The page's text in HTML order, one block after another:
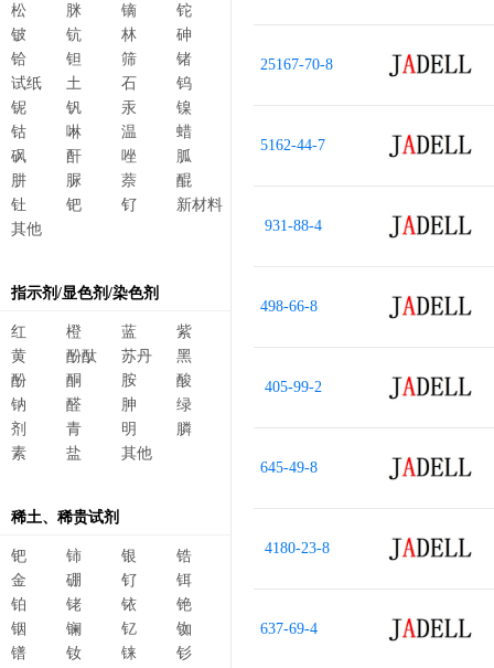
松
脒 镝
铊
铍
钪 林
砷
铪
钽 筛
锗
试纸
土 石
钨
铌
钒 汞
镍
钴
啉 温
蜡
砜
酐 唑
胍
肼
脲 萘
醌
钍
钯 钌
新材料
其他
指示剂/显色剂/染色剂
红 橙 蓝
紫
黄
酚酞 苏丹
黑
酚
酮 胺
酸
钠
醛 胂
绿
剂
青 明
膦
素
盐 其他
稀土、稀贵试剂
钯 铈 银
锆
金
硼 钌
铒
铂
铑 铱
铯
铟
镧 钇
铷
镨
钕 铼
钐
25167-70-8
5162-44-7
931-88-4
498-66-8
405-99-2
645-49-8
4180-23-8
637-69-4